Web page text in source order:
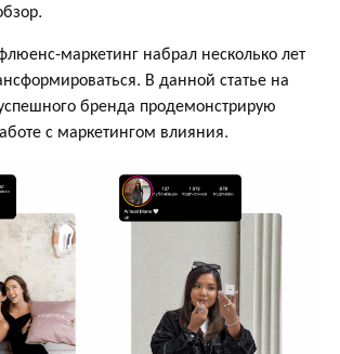
маркетинг набрал несколько лет
В данной статье на
бренда продемонстрирую
с маркетингом влияния.